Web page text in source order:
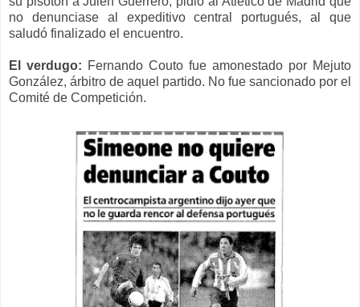
no denunciase a l expeditivo central portugués, al que
saludó finalizado el encuentro.
El verdugo: Fernando Couto fue amonestado por Mejuto
González, árbitro de aquel partido. No fue sancionado por el
Comité de Competición.